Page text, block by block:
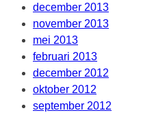
december 2013
november 2013
mei 2013
februari 2013
december 2012
oktober 2012
september 2012